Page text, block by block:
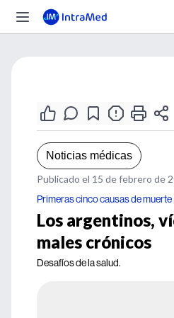
Noticias médicas
Publicado el 15 de febrero de
Primeras cinco causas de muerte
Los argentinos,
males crónicos
Desafíos de la salud.